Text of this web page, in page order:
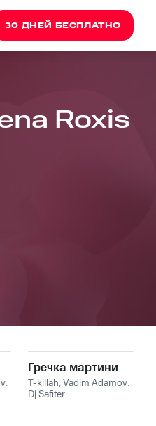
30 ДНЕЙ БЕСПЛАТНО
Roxis
,
Гречка мартини
T-killah,Vadim Adamov,
Dj Safiter